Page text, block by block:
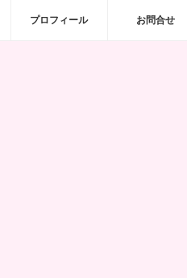
プロフィール お問合せ